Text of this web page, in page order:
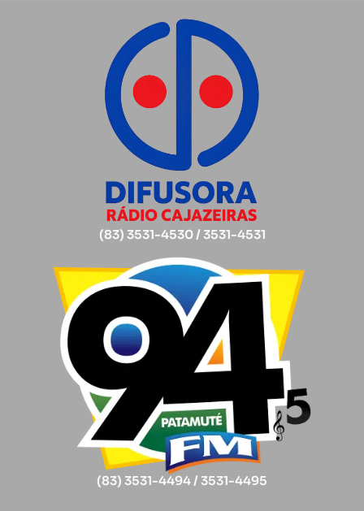
(83) 3531-4530 / 3531-4531
(83) 3531-4494 / 3531-4495